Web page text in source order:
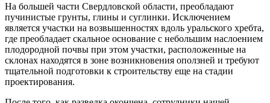
На большей части Свердловской области, преобладают
пучинистые грунты, глины и суглинки. Исключением
является участки на возвышенностях вдоль уральского хребта,
где преобладает скальное основание с небольшим наслоением
плодородной почвы при этом участки, расположенные на
склонах находятся в зоне возникновения оползней и требуют
тщательной подготовки к строительству еще на стадии
проектирования.